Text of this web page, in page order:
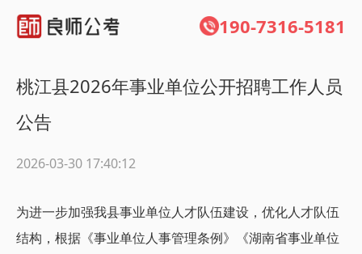
190-7316-5181
桃江县2026年事业单位公开招聘工作人员
公告
2026-03-30 17:40:12
为进一步加强我县事业单位人才队伍建设，优化人才队伍
结构，根据《事业单位人事管理条例》《湖南省事业单位